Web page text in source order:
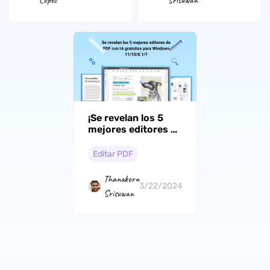
¡Se revelan los 5
mejores editores de
gratuitos para
11/10/8.1/7!
Editar PDF
Thanakorn
Srisuwan
3/22/2024